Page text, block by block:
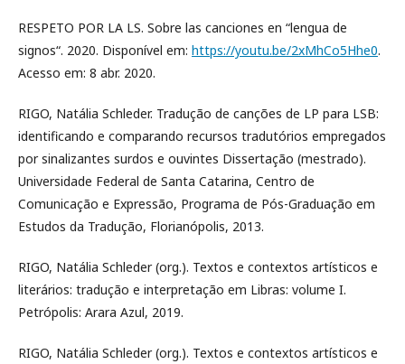
RESPETO POR LA LS. Sobre las canciones en “lengua de
signos“. 2020. Disponível em: https://youtu.be/2xMhCo5Hhe0.
Acesso em: 8 abr. 2020.
RIGO, Natália Schleder. Tradução de canções de LP para LSB:
identificando e comparando recursos tradutórios empregados
por sinalizantes surdos e ouvintes Dissertação (mestrado).
Universidade Federal de Santa Catarina, Centro de
Comunicação e Expressão, Programa de Pós-Graduação em
Estudos da Tradução, Florianópolis, 2013.
RIGO, Natália Schleder (org.). Textos e contextos artísticos e
literários: tradução e interpretação em Libras: volume I.
Petrópolis: Arara Azul, 2019.
RIGO, Natália Schleder (org.). Textos e contextos artísticos e